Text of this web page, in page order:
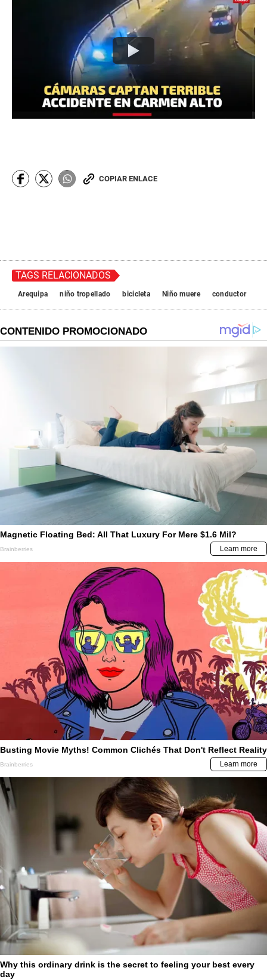
COPIAR ENLACE
TAGS RELACIONADOS
Arequipa niño tropellado bicicleta Niño muere conductor